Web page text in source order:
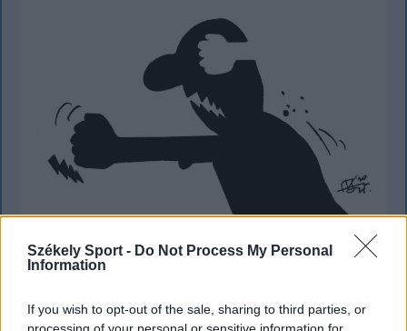
Székely Sport - Do Not Process My Personal
Information
If you wish to opt-out of the sale, sharing to third parties, or
processing of your personal or sensitive information for
KRÓNIKA
kellene fejezni a magyar–magyar